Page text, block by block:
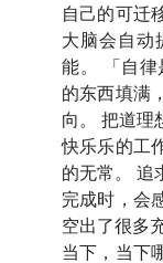
98:22 社群支持
素 👭🏻👬🏻
101:11 总结
102:19课后习
🔍 生词卡
自己的可迁
大脑会自动
能。 「自律
的东西填满
向。 把道理
快乐乐的工
的无常。 追
完成时，会
空出了很多
当下，当下